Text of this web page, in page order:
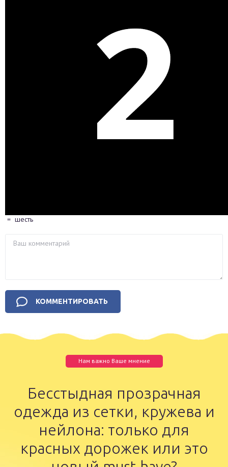
= шесть
Нам важно Ваше мнение
Бесстыдная прозрачная
одежда из сетки, кружева и
нейлона: только для
красных дорожек или это